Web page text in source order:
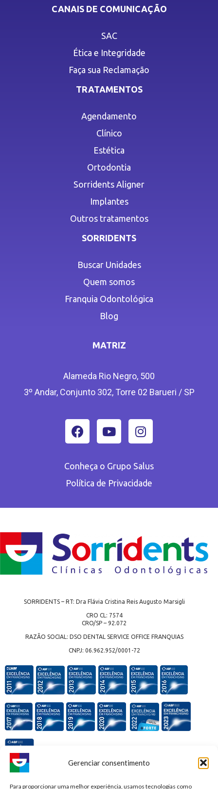
Gerenciar consentimento
Para proporcionar uma melhor experiência, usamos tecnologias como
CANAIS DE COMUNICAÇÃO
SAC
Ética e Integridade
Faça sua Reclamação
TRATAMENTOS
Agendamento
Clínico
Estética
Ortodontia
Sorridents Aligner
Implantes
Outros tratamentos
SORRIDENTS
Buscar Unidades
Quem somos
Franquia Odontológica
Blog
MATRIZ
Alameda Rio Negro, 500
3º Andar, Conjunto 302, Torre 02 Barueri / SP
Conheça o Grupo Salus
Política de Privacidade
SORRIDENTS – RT: Dra Flávia Cristina Reis Augusto Marsigli
CRO CL: 7574
CRO/SP – 92.072
RAZÃO SOCIAL: DSO DENTAL SERVICE OFFICE FRANQUIAS
CNPJ: 06.962.952/0001-72
Premiações e honrarias: